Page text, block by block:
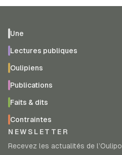
Une
Lectures publiques
Oulipiens
Publications
Faits & dits
Contraintes
NEWSLETTER
Recevez les actualités de l’Oulipo.